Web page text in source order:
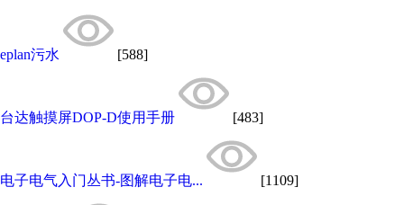
eplan污水 [588]
台达触摸屏DOP-D使用手册 [483]
电子电气入门丛书-图解电子电... [1109]